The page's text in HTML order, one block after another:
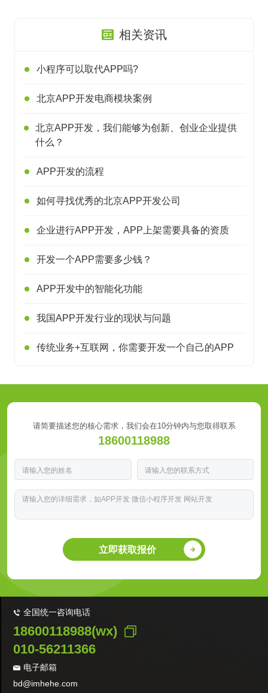
相关资讯
小程序可以取代APP吗?
北京APP开发电商模块案例
北京APP开发，我们能够为创新、创业企业提供
什么？
APP开发的流程
如何寻找优秀的北京APP开发公司
企业进行APP开发，APP上架需要具备的资质
开发一个APP需要多少钱？
APP开发中的智能化功能
我国APP开发行业的现状与问题
传统业务+互联网，你需要开发一个自己的APP
请简要描述您的核心需求，我们会在10分钟内与您取得联系
18600118988
立即获取报价
全国统一咨询电话
18600118988(wx)
010-56211366
电子邮箱
bd@imhehe.com